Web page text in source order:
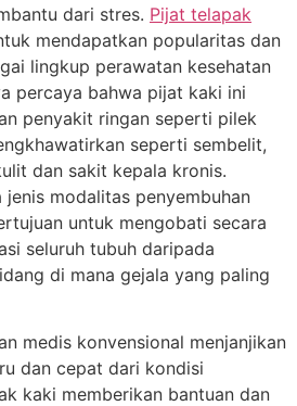
dari stres. Pijat telapak
mendapatkan popularitas dan
lingkup perawatan kesehatan
percaya bahwa pijat kaki ini
penyakit ringan seperti pilek
seperti sembelit,
dan sakit kepala kronis.
modalitas penyembuhan
untuk mengobati secara
seluruh tubuh daripada
di mana gejala yang paling
medis konvensional menjanjikan
dan cepat dari kondisi
kaki memberikan bantuan dan